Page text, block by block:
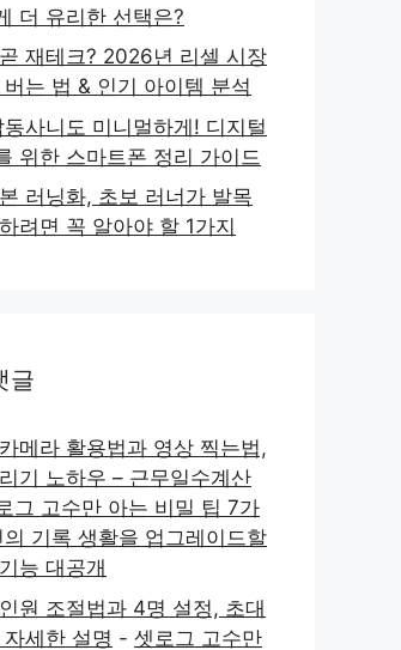
더 유리한 선택은?
재테크? 2026년 리셀 시장
는 법 & 인기 아이템 분석
사니도 미니멀하게! 디지털
위한 스마트폰 정리 가이드
러닝화, 초보 러너가 발목
려면 꼭 알아야 할 1가지
글
메라 활용법과 영상 찍는법,
기 노하우 – 근무일수계산
그 고수만 아는 비밀 팁 7가
의 기록 생활을 업그레이드할
능 대공개
원 조절법과 4명 설정, 초대
세한 설명 - 셋로그 고수만